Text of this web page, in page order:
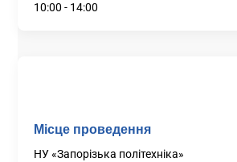
10:00 - 14:00
Місце проведення
НУ «Запорізька політехніка»